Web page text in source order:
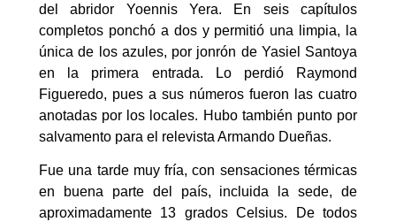
del abridor Yoennis Yera. En seis capítulos
completos ponchó a dos y permitió una limpia, la
única de los azules, por jonrón de Yasiel Santoya
en la primera entrada. Lo perdió Raymond
Figueredo, pues a sus números fueron las cuatro
anotadas por los locales. Hubo también punto por
salvamento para el relevista Armando Dueñas.
Fue una tarde muy fría, con sensaciones térmicas
en buena parte del país, incluida la sede, de
aproximadamente 13 grados Celsius. De todos